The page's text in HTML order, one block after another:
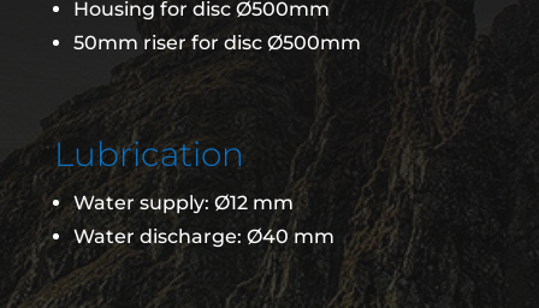
Housing for disc Ø500mm
50mm riser for disc Ø500mm
Lubrication
Water supply: Ø12 mm
Water discharge: Ø40 mm